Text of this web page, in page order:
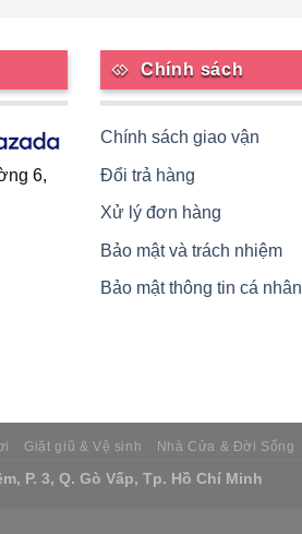
6,
Chính sách
Chính sách giao vận
Đổi trả hàng
Xử lý đơn hàng
Bảo mật và trách nhiệm
Bảo mật thông tin cá nhân
Giặt giũ & Vệ sinh Nhà Cửa & Đời Sống
P. 3, Q. Gò Vấp, Tp. Hồ Chí Minh